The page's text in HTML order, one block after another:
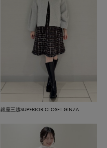
銀座三越SUPERIOR CLOSET GINZA